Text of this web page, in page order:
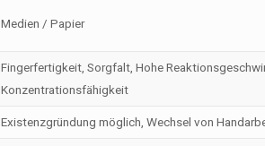
Medien / Papier
Fingerfertigkeit, Sorgfalt, Hohe
Konzentrationsfähigkeit
Existenzgründung möglich, Wechsel von